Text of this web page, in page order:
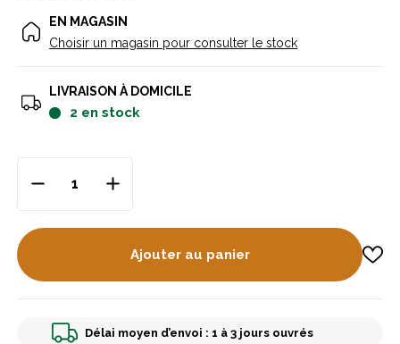
EN MAGASIN
Choisir un magasin pour consulter le stock
LIVRAISON À DOMICILE
2 en stock
Ajouter au panier
Délai moyen d’envoi : 1 à 3 jours ouvrés